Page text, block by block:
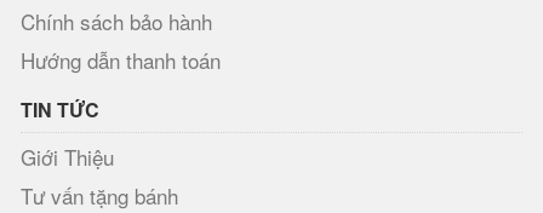
Chính sách bảo hành
Hướng dẫn thanh toán
TIN TỨC
Giới Thiệu
Tư vấn tặng bánh